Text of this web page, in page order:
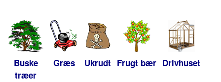
Buske
træer
Græs Ukrudt Frugt bær Drivhuset